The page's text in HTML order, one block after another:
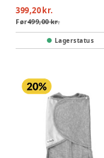
399,20 kr.
Før499,00 kr.
Lagerstatus